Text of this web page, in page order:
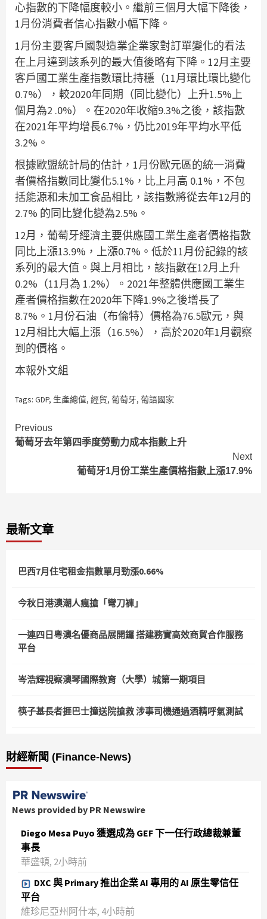
心指數的下降幅度較小。繼前三個月大幅下降後，
1月份消費者信心指數小幅下降。
1月份主要客戶國製造業企業家對訂單變化的看法
在上月達到該系列的最大值後略有下降。12月主要
客戶國工業生產指數環比持穩（11月環比環比變化
0.7%），較2020年同期（同比變化）上升1.5%上
個月為2 .0%）。在2020年收縮9.3%之後，該指數
在2021年平均增長6.7%，仍比2019年平均水平低
3.2%。
根據歐盟統計局的估計，1月份歐元區的統一消費
者價格指數同比變化5.1%，比上月高 0.1%，不包
括能源和未加工食品相比，該指數將從去年12月的
2.7% 的同比變化變為2.5%。
12月，葡萄牙經濟主要供應國工業生產者價格指數
同比上漲13.9%，上漲0.7%。低於11月份記錄的該
系列的最大值。與上月相比，該指數在12月上升
0.2%（11月為 1.2%）。2021年整體供應國工業生
產者價格指數在2020年下降1.9%之後增長了
8.7%。1月份石油（布倫特）價格為76.5歐元，與
12月相比大幅上漲（16.5%），高於2020年1月觀察
到的價格。
本報外文組
Tags: GDP, 生產總值, 經貿, 葡萄牙, 葡語國家
Continue
Reading
Previous
葡萄牙去年第四季度勞動力成本指數上升
Next
葡萄牙1月份工業生產價格指數上漲17.9%
最新文章
巴西7月住宅租金指數單月勁漲0.66%
今秋日港澳潮人瘋搶「彎刀褲」
一連四日粵澳名優商品展開鑼 搭建務實高效商貿合作服務
平台
岑浩輝視察澳琴國際教育（大學）城第一期項目
筷子基長者捱巴士撞送院搶救 涉事司機通過酒精呼氣測試
財經新聞 (Finance-News)
News provided by PR Newswire
Diego Mesa Puyo 獲選成為 GEF 下一任行政總裁兼董
事長
華盛頓, 2小時前
DXC 與 Primary 推出企業 AI 專用的 AI 原生零信任
平台
維珍尼亞州阿什本, 4小時前